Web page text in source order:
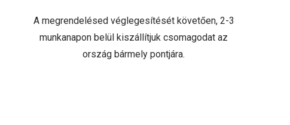
A megrendelésed véglegesítését követően, 2-3
munkanapon belül kiszállítjuk csomagodat az
ország bármely pontjára.